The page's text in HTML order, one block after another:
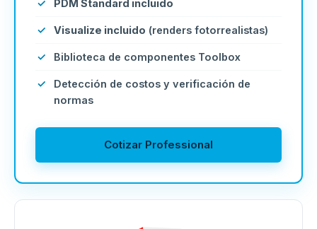
PDM Standard incluido
Visualize incluido (renders fotorrealistas)
Biblioteca de componentes Toolbox
Detección de costos y verificación de
normas
Cotizar Professional